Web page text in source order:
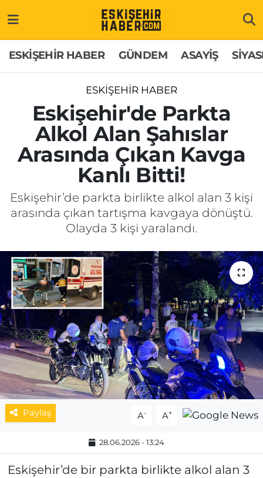
ESKİŞEHİR HABER GÜNDEM ASAYİŞ
ESKİŞEHİR HABER
Eskişehir'de Parkta
Alkol Alan Şahıslar
Arasında Çıkan Kavga
Kanlı Bitti!
Eskişehir’de parkta birlikte alkol alan 3 kişi
arasında çıkan tartışma kavgaya dönüştü.
Olayda 3 kişi yaralandı.
Paylaş A- A+
28.06.2026 - 13:24
Eskişehir’de bir parkta birlikte alkol alan 3
GÜNDEM
ASAYİŞ
SİYASET
EKONOMİ
SAĞLIK
EĞİTİM
SPOR
MAGAZİN
ESKİŞEHİRSPOR
Hakkımızda
İletişim
Künye
Odunpazarı Trafik Yoğunluk Haritası
Süper Lig Puan Durumu ve Fikstür
Tüm Manşetler
Son Dakika Haberleri
Haber Arşivi